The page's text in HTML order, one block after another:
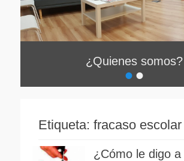
••
¿Quienes somos?
el
psicologia
Etiqueta: fracaso escolar
¿Cómo le digo a